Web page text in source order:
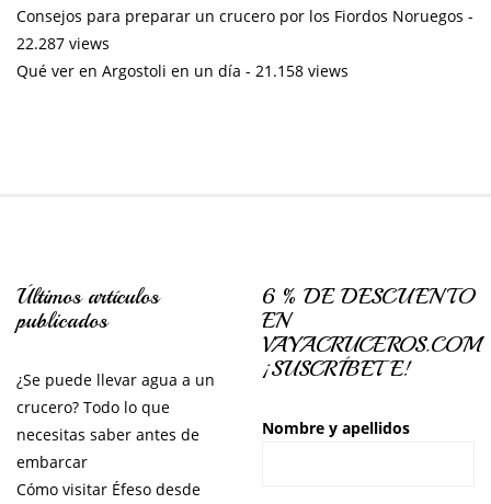
Consejos para preparar un crucero por los Fiordos Noruegos -
22.287 views
Qué ver en Argostoli en un día - 21.158 views
Últimos artículos
publicados
¿Se puede llevar agua a un
crucero? Todo lo que
necesitas saber antes de
embarcar
Cómo visitar Éfeso desde
6 % DE DESCUENTO
EN
VAYACRUCEROS.COM
¡SUSCRÍBETE!
Nombre y apellidos